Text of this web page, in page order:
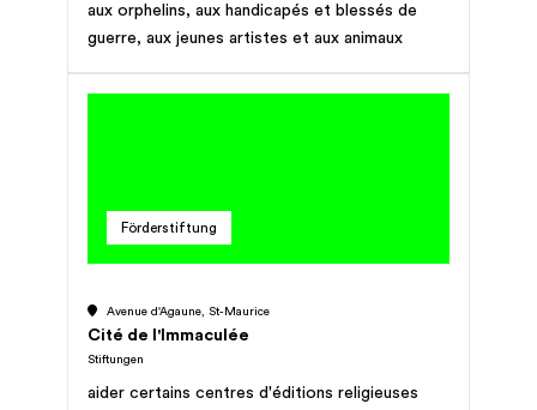
einmalige Unterstützungsbeiträge bis zu Fr.
10'000.00 pro Anlass zu leisten. Eine höhere
Zuwendung muss der Aufsichtsbehörde zur
Genehmigung unterbreitet werden. Über die
unterbreiten.
aux orphelins, aux handicapés et blessés de
guerre, aux jeunes artistes et aux animaux
Förderstiftung
Avenue d'Agaune, St-Maurice
Cité de l'Immaculée
Stiftungen
aider certains centres d'éditions religieuses